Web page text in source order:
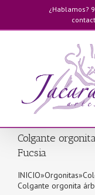
contenido
¿Hablamos?
Colgante
Fucsia
INICIO»Orgonitas»
Colgante orgonita